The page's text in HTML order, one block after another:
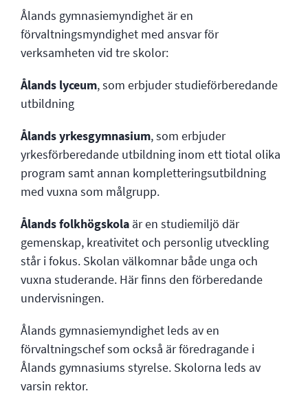
Ålands gymnasiemyndighet är en
förvaltningsmyndighet med ansvar för
verksamheten vid tre skolor:
Ålands lyceum, som erbjuder studieförberedande
utbildning
Ålands yrkesgymnasium, som erbjuder
yrkesförberedande utbildning inom ett tiotal olika
program samt annan kompletteringsutbildning
med vuxna som målgrupp.
Ålands folkhögskola är en studiemiljö där
gemenskap, kreativitet och personlig utveckling
står i fokus. Skolan välkomnar både unga och
vuxna studerande. Här finns den förberedande
undervisningen.
Ålands gymnasiemyndighet leds av en
förvaltningschef som också är föredragande i
Ålands gymnasiums styrelse. Skolorna leds av
varsin rektor.